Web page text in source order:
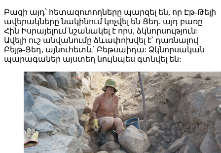
Բացի այդ՝ հետազոտողները պարզել են, որ Էթ-Թելի
ավերակները նակինում կոչվել են Ցեդ. այդ բառը
Հին Իսրայելում նշանակել է որս, ձկնորսություն:
Ավելի ուշ անվանումը ձևափոխվել է՝ դառնալով
Բեյթ-Ցեդ, այնուհետև՝ Բեթսաիդա: Ձկնորսական
պարագաներ այստեղ նույնպես գտնվել են: